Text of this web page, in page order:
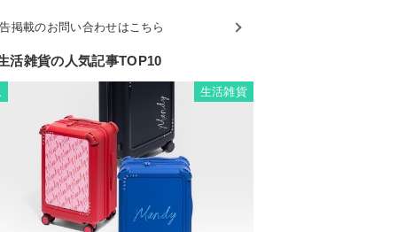
掲載のお問い合わせはこちら
活雑貨の人気記事TOP10
生活雑貨